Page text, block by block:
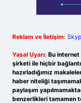
Reklam ve İletişim:
Yasal Uyarı: Bu internet
şirketi ile hiçbir
hazırladığımız
haber niteliği
paylaşım
benzerlikleri tamamen